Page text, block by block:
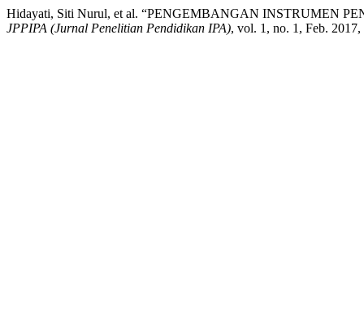
Hidayati, Siti Nurul, et al. “PENGEMBANGAN INSTRUMEN
JPPIPA (Jurnal Penelitian Pendidikan IPA), vol. 1, no. 1, Feb.